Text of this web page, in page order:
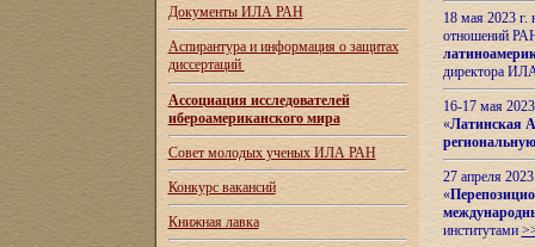
Документы ИЛА РАН
Аспирантура и информация о защитах
диссертаций
Ассоциация исследователей
ибероамериканского мира
Совет молодых ученых ИЛА РАН
Конкурс вакансий
Книжная лавка
18 мая 2023
отношений
директора
16-17 мая
«Латинская
27 апреля
«
институтами